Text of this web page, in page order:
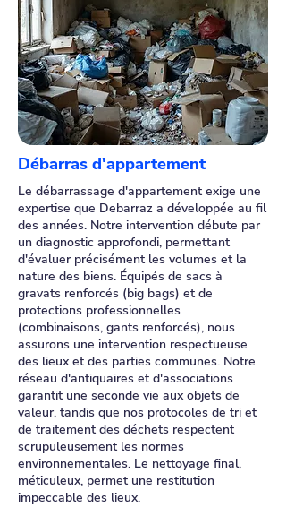
Débarras d'appartement
Le débarrassage d'appartement exige une
expertise que Debarraz a développée au fil
des années. Notre intervention débute par
un diagnostic approfondi, permettant
d'évaluer précisément les volumes et la
nature des biens. Équipés de sacs à
gravats renforcés (big bags) et de
protections professionnelles
(combinaisons, gants renforcés), nous
assurons une intervention respectueuse
des lieux et des parties communes. Notre
réseau d'antiquaires et d'associations
garantit une seconde vie aux objets de
valeur, tandis que nos protocoles de tri et
de traitement des déchets respectent
scrupuleusement les normes
environnementales. Le nettoyage final,
méticuleux, permet une restitution
impeccable des lieux.